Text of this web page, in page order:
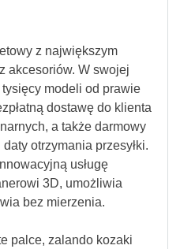
z największym
akcesoriów. W swojej
modeli od prawie
dostawę do klienta
a także darmowy
otrzymania przesyłki.
usługę
3D, umożliwia
bez mierzenia.
palce, zalando kozaki